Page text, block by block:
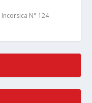
Incorsica N° 124